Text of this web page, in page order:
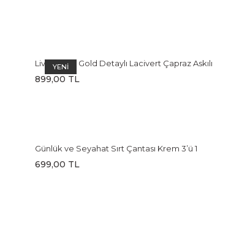
YENİ
Livia Kadın Gold Detaylı Lacivert Çapraz Askılı
Omuz Çantası
899,00 TL
Günlük ve Seyahat Sırt Çantası Krem 3’ü 1
Ergonomik Tasarım
699,00 TL